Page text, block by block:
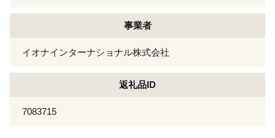
事業者
イオナインターナショナル株式会社
返礼品ID
7083715